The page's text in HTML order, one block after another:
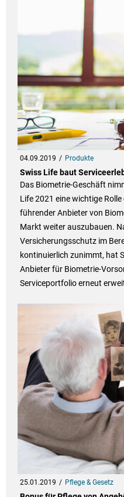
04.09.2019 Produkte
Swiss Life baut
Das Biometrie-Geschäft
Life 2021 eine wichtige
führender Anbieter von
Markt weiter auszubauen.
Versicherungsschutz im
kontinuierlich zunimmt, hat
Anbieter für Biometrie-
Serviceportfolio erneut
25.01.2019 Pflege & Gesetz